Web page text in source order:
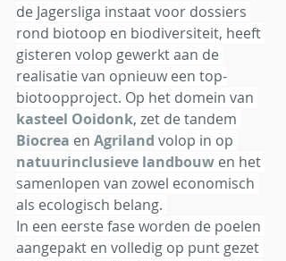
de Jagersliga instaat voor dossiers
rond biotoop en biodiversiteit, heeft
gisteren volop gewerkt aan de
realisatie van opnieuw een top-
biotoopproject. Op het domein van
kasteel Ooidonk, zet de tandem
Biocrea en Agriland volop in op
natuurinclusieve landbouw en het
samenlopen van zowel economisch
als ecologisch belang.
In een eerste fase worden de poelen
aangepakt en volledig op punt gezet